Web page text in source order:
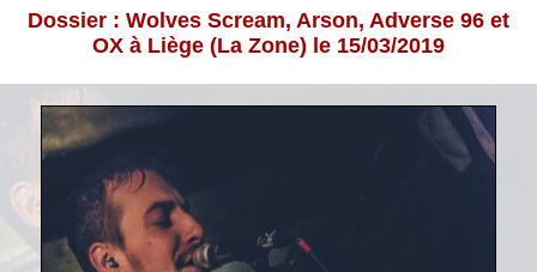
Dossier : Wolves Scream, Arson, Adverse 96 et
OX à Liège (La Zone) le 15/03/2019